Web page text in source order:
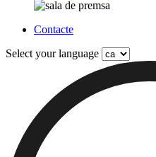
Contacte
Select your language